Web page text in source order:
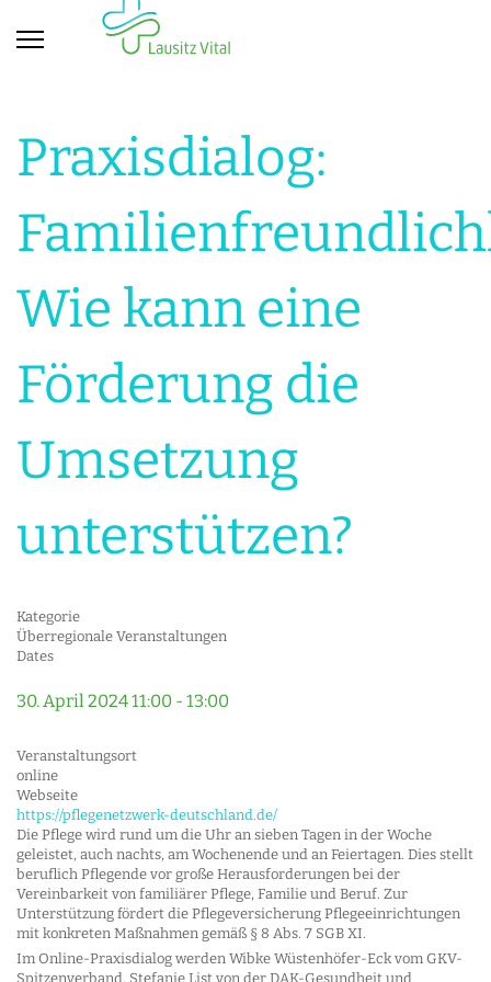
Praxisdialog:
Wie kann eine
Förderung die
Umsetzung
unterstützen?
Kategorie
Überregionale Veranstaltungen
Dates
30. April 202411:00 - 13:00
Veranstaltungsort
online
Webseite
https://pflegenetzwerk-deutschland.de/
Die Pflege wird rund um die Uhr an sieben Tagen in der Woche
geleistet, auch nachts, am Wochenende und an Feiertagen. Dies stellt
beruflich Pflegende vor große Herausforderungen bei der
Vereinbarkeit von familiärer Pflege, Familie und Beruf. Zur
Unterstützung fördert die Pflegeversicherung Pflegeeinrichtungen
mit konkreten Maßnahmen gemäß § 8 Abs. 7 SGB XI.
Im Online-Praxisdialog werden Wibke Wüstenhöfer-Eck vom GKV-
Spitzenverband, Stefanie List von der DAK-Gesundheit und